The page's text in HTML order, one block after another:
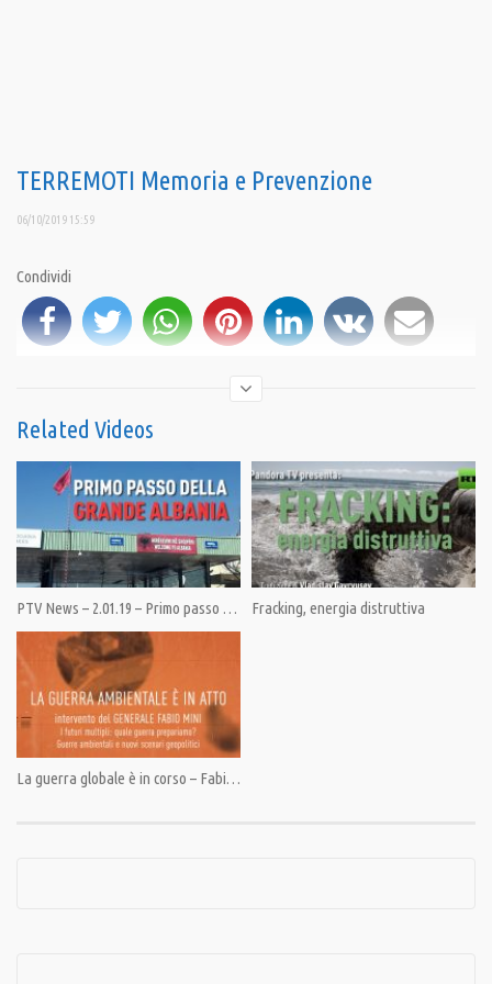
TERREMOTI Memoria e Prevenzione
06/10/2019 15:59
Condividi
Category:Documentari,PrimoPiano,Speciali
terremoti
Related Videos
PTV News – 2.01.19 – Primo passo della Grande Albania Fracking, energia distruttiva
La guerra globale è in corso – Fabio Mini